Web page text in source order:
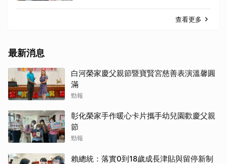
查看更多
最新消息
白河榮家慶父親節暨寶賢宮慈善表演溫馨圓
滿
勁報
彰化榮家手作暖心卡片攜手幼兒園歡慶父親
節
勁報
賴總統：落實0到18歲成長津貼與留停新制